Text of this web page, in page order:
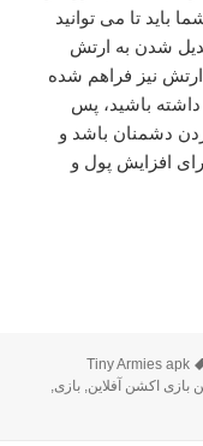
باید تا می توانید
شدن به ارتش
ارتش نیز فراهم شده
باشید، پس
دشمنان باشد و
افزایش پول و
برچسب‌ها
Tiny Armies apk
بازی اکشن آفلاین,بازی,